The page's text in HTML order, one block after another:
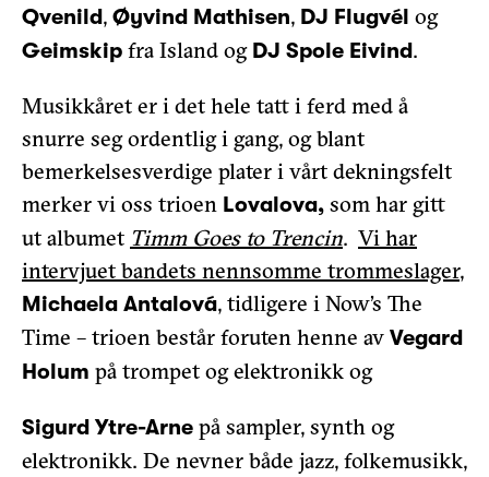
Qvenild, Øyvind Mathisen, DJ Flugvél og
Geimskip fra Island og DJ Spole Eivind.
Musikkåret er i det hele tatt i ferd med å
snurre seg ordentlig i gang, og blant
bemerkelsesverdige plater i vårt dekningsfelt
merker vi oss trioen Lovalova, som har gitt
ut albumet Timm Goes to Trencin. Vi har
intervjuet bandets nennsomme trommeslager,
Michaela Antalová, tidligere i Now’s The
Time – trioen består foruten henne av Vegard
Holum på trompet og elektronikk og
Sigurd Ytre-Arne på sampler, synth og
elektronikk. De nevner både jazz, folkemusikk,